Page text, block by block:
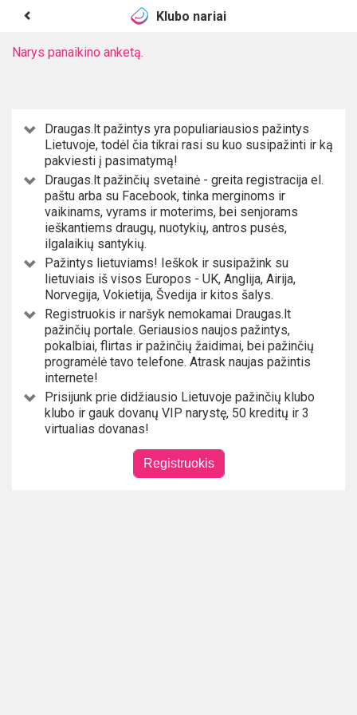
Klubo nariai
Narys panaikino anketą.
Draugas.lt pažintys yra populiariausios pažintys
Lietuvoje, todėl čia tikrai rasi su kuo susipažinti ir ką
pakviesti į pasimatymą!
Draugas.lt pažinčių svetainė - greita registracija el.
paštu arba su Facebook, tinka merginoms ir
vaikinams, vyrams ir moterims, bei senjorams
ieškantiems draugų, nuotykių, antros pusės,
ilgalaikių santykių.
Pažintys lietuviams! Ieškok ir susipažink su
lietuviais iš visos Europos - UK, Anglija, Airija,
Norvegija, Vokietija, Švedija ir kitos šalys.
Registruokis ir naršyk nemokamai Draugas.lt
pažinčių portale. Geriausios naujos pažintys,
pokalbiai, flirtas ir pažinčių žaidimai, bei pažinčių
programėlė tavo telefone. Atrask naujas pažintis
internete!
Prisijunk prie didžiausio Lietuvoje pažinčių klubo
klubo ir gauk dovanų VIP narystę, 50 kreditų ir 3
virtualias dovanas!
Registruokis